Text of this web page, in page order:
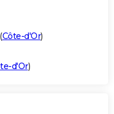
(Côte-d'Or)
d'Or)